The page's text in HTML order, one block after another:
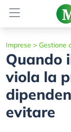
Imprese > Gestione
Quando
viola la
evitare